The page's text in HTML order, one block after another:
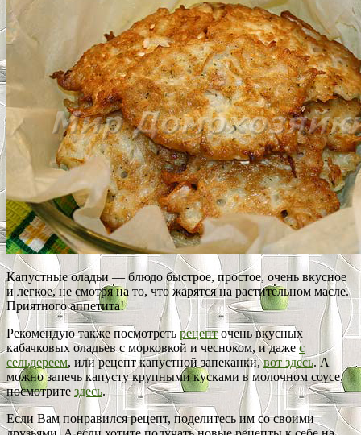
Капустные оладьи — блюдо быстрое, простое, очень вкусное
и легкое, не смотря на то, что жарятся на растительном масле.
Приятного аппетита!
Рекомендую также посмотреть рецепточень вкусных
кабачковых оладьев с морковкой и чесноком, и даже с
сельдереем, или рецепт капустной запеканки,вот здесь. А
можно запечь капусту крупными кусками в молочном соусе,
посмотрите здесь.
Если Вам понравился рецепт, поделитесь им со своими